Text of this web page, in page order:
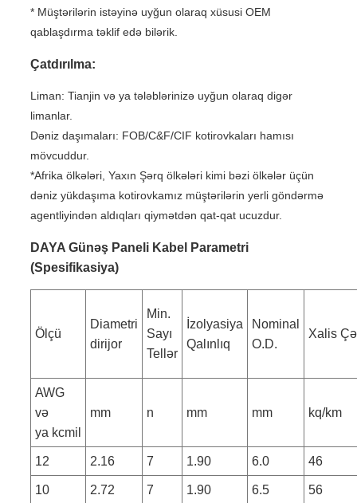
* Müştərilərin istəyinə uyğun olaraq xüsusi OEM
qablaşdırma təklif edə bilərik.
Çatdırılma:
Liman: Tianjin və ya tələblərinizə uyğun olaraq digər
limanlar.
Dəniz daşımaları: FOB/C&F/CIF kotirovkaları hamısı
mövcuddur.
*Afrika ölkələri, Yaxın Şərq ölkələri kimi bəzi ölkələr üçün
dəniz yükdaşıma kotirovkamız müştərilərin yerli göndərmə
agentliyindən aldıqları qiymətdən qat-qat ucuzdur.
DAYA Günəş Paneli Kabel Parametri
(Spesifikasiya)
Ölçü
Diametri
dirijor
Min.
Sayı
Tellər
İzolyasiya
Qalınlıq
Nominal
O.D.
Xalis
AWG
və
ya kcmil
mm n mm mm kq/km
12 2.16 7 1.90 6.0 46
10 2.72 7 1.90 6.5 56